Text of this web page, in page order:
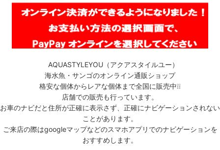
AQUASTYLEYOU（アクアスタイルユー）
海水魚・サンゴのオンライン通販ショップ
格安な個体からレアな個体まで全国に販売中❕❕
店舗での販売も行っています。
お車のナビだと住所が正確に表示さず、正確にナビゲーションされない
ことがあります。
ご来店の際はgoogleマップなどのスマホアプリでのナビゲーションを
おすすめします。